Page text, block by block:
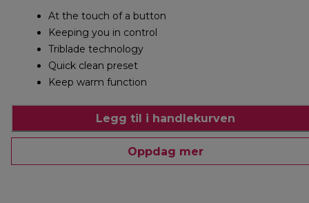
At the touch of a button
Keeping you in control
Triblade technology
Quick clean preset
Keep warm function
Legg til i handlekurven
Oppdag mer